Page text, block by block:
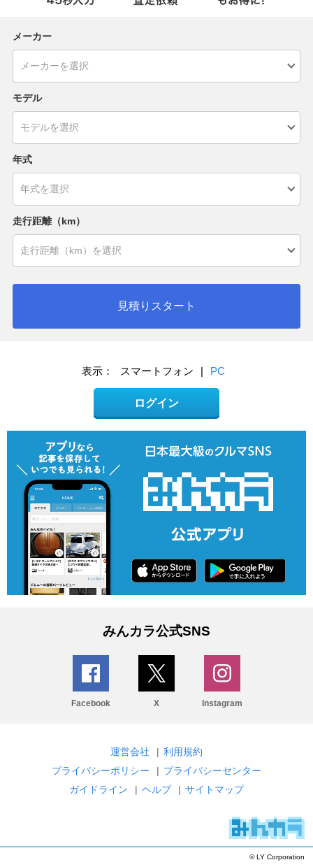
メーカー
モデル
年式
走行距離（km）
見積りスタート
表示： スマートフォン | PC
ログイン
みんカラ公式SNS
Facebook X Instagram
運営会社 | 利用規約
プライバシーポリシー
| プライバシーセンター
ガイドライン
| ヘルプ | サイトマップ
© LY Corporation